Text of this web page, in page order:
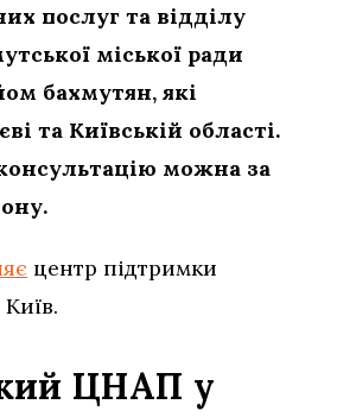
послуг та відділу
міської ради
бахмутян, які
та Київській області.
можна за
центр підтримки
ЦНАП у